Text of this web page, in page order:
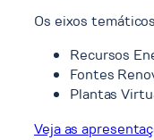
Os eixos
Recursos
Fontes
Plantas
Veja as